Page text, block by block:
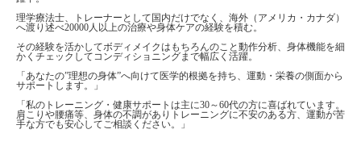
理学療法士、トレーナーとして国内だけでなく、海外（アメリカ・カナダ）
へ渡り述べ20000人以上の治療や身体ケアの経験を積む。
その経験を活かしてボディメイクはもちろんのこと動作分析、身体機能を細
かくチェックしてコンディショニングまで幅広く活躍。
「あなたの”理想の身体”へ向けて医学的根拠を持ち、運動・栄養の側面から
サポートします。」
「私のトレーニング・健康サポートは主に30～60代の方に喜ばれています。
肩こりや腰痛等、身体の不調がありトレーニングに不安のある方、運動が苦
手な方でも安心してご相談ください。」